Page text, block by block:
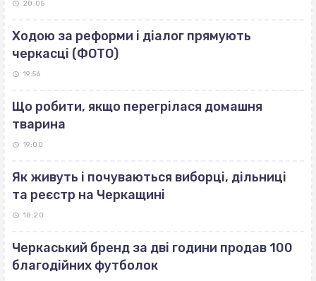
20:05
Ходою за реформи і діалог прямують
черкасці (ФОТО)
19:56
Що робити, якщо перегрілася домашня
тварина
19:00
Як живуть і почуваються виборці, дільниці
та реєстр на Черкащині
18:20
Черкаський бренд за дві години продав 100
благодійних футболок